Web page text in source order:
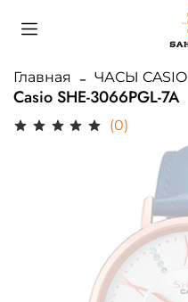
Главная ЧАСЫ CASIO
Casio SHE-3066PGL-7A
(0)